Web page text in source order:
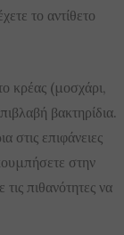
το αντίθετο
κρέας (μοσχάρι,
βακτηρίδια.
στις επιφάνειες
στην
πιθανότητες να